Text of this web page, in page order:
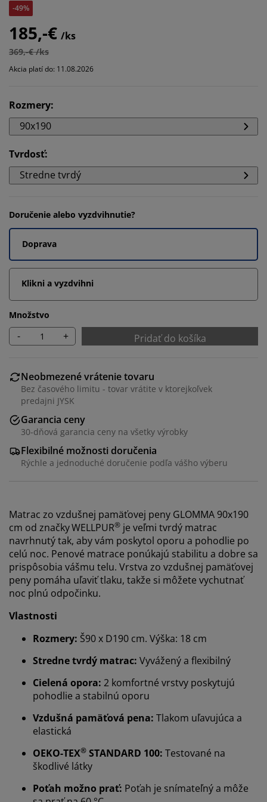
-49%
185,-€ /ks
369,-€ /ks
Akcia platí do: 11.08.2026
Rozmery:
90x190
Tvrdosť:
Stredne tvrdý
Doručenie alebo vyzdvihnutie?
Doprava
Klikni a vyzdvihni
Množstvo
- + Pridať do košíka
Neobmezené vrátenie tovaru
Bez časového limitu - tovar vrátite v ktorejkoľvek
predajni JYSK
Garancia ceny
30-dňová garancia ceny na všetky výrobky
Flexibilné možnosti doručenia
Rýchle a jednoduché doručenie podľa vášho výberu
Matrac zo vzdušnej pamäťovej peny GLOMMA 90x190
cm od značkyWELLPUR® je veľmi tvrdý matrac
navrhnutý tak, aby vám poskytol oporu a pohodlie po
celú noc. Penové matrace ponúkajú stabilitu a dobre sa
prispôsobia vášmu telu. Vrstva zo vzdušnej pamäťovej
peny pomáha uľaviť tlaku, takže si môžete vychutnať
noc plnú odpočinku.
Vlastnosti
Rozmery: Š90 x D190 cm. Výška: 18 cm
Stredne tvrdý matrac: Vyvážený a flexibilný
Cielená opora: 2 komfortné vrstvy poskytujú
pohodlie a stabilnú oporu
Vzdušná pamäťová pena: Tlakom uľavujúca a
elastická
OEKO-TEX® STANDARD 100: Testované na
škodlivé látky
Poťah možno prať: Poťah je snímateľný a môže
Prispôsobujeme váš zážitok